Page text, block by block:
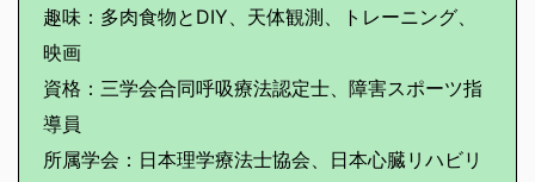
趣味：多肉食物とDIY、天体観測、トレーニング、
映画
資格：三学会合同呼吸療法認定士、障害スポーツ指
導員
所属学会：日本理学療法士協会、日本心臓リハビリ